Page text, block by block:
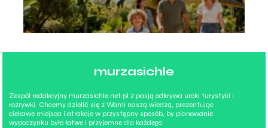
murzasichle
Zespół redakcyjny murzasichle.net.pl z pasją odkrywa uroki turystyki i
rozrywki. Chcemy dzielić się z Wami naszą wiedzą, prezentując
ciekawe miejsca i atrakcje w przystępny sposób, by planowanie
wypoczynku było łatwe i przyjemne dla każdego.